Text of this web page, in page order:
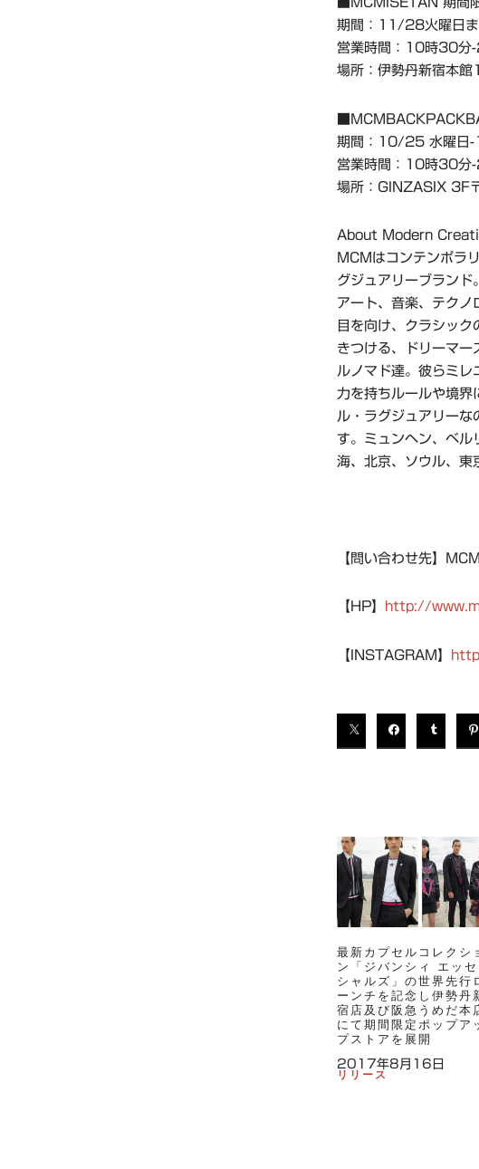
期間：11/28火曜日
営業時間：10時30分
場所：伊勢丹新宿本
期間：10/25 水曜日
営業時間：10時30分
場所：GINZASIX 3F
About Modern
MCMはコンテンポラ
グジュアリーブラン
アート、音楽、テクノ
目を向け、クラシッ
きつける、ドリーマー
ルノマド達。彼らミレ
力を持ちルールや境界
ル・ラグジュアリー
す。ミュンヘン、ベル
海、北京、ソウル、東
【問い合わせ先】
【HP】 http://
【INSTAGRAM】
最新カプセルコレクシ
ン「ジバンシィ エッセ
シャルズ」の世界先行
ーンチを記念し伊勢丹
宿店及び阪急うめだ本
にて期間限定ポップア
プストアを展開
2017年8月16日
リリース